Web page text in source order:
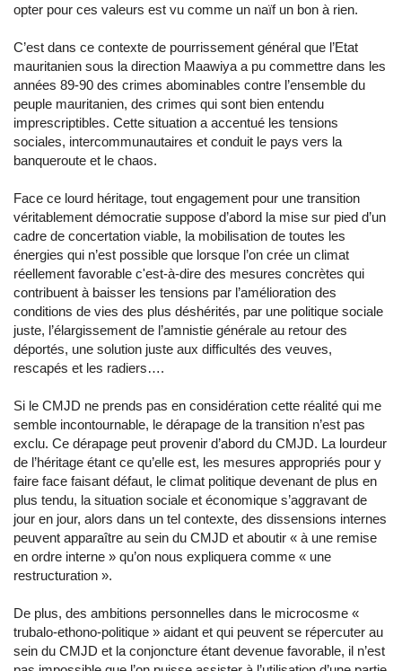
opter pour ces valeurs est vu comme un naïf un bon à rien.
C’est dans ce contexte de pourrissement général que l’Etat
mauritanien sous la direction Maawiya a pu commettre dans les
années 89-90 des crimes abominables contre l’ensemble du
peuple mauritanien, des crimes qui sont bien entendu
imprescriptibles. Cette situation a accentué les tensions
sociales, intercommunautaires et conduit le pays vers la
banqueroute et le chaos.
Face ce lourd héritage, tout engagement pour une transition
véritablement démocratie suppose d’abord la mise sur pied d’un
cadre de concertation viable, la mobilisation de toutes les
énergies qui n’est possible que lorsque l’on crée un climat
réellement favorable c'est-à-dire des mesures concrètes qui
contribuent à baisser les tensions par l’amélioration des
conditions de vies des plus déshérités, par une politique sociale
juste, l’élargissement de l’amnistie générale au retour des
déportés, une solution juste aux difficultés des veuves,
rescapés et les radiers….
Si le CMJD ne prends pas en considération cette réalité qui me
semble incontournable, le dérapage de la transition n’est pas
exclu. Ce dérapage peut provenir d’abord du CMJD. La lourdeur
de l’héritage étant ce qu’elle est, les mesures appropriés pour y
faire face faisant défaut, le climat politique devenant de plus en
plus tendu, la situation sociale et économique s’aggravant de
jour en jour, alors dans un tel contexte, des dissensions internes
peuvent apparaître au sein du CMJD et aboutir « à une remise
en ordre interne » qu’on nous expliquera comme « une
restructuration ».
De plus, des ambitions personnelles dans le microcosme «
trubalo-ethono-politique » aidant et qui peuvent se répercuter au
sein du CMJD et la conjoncture étant devenue favorable, il n’est